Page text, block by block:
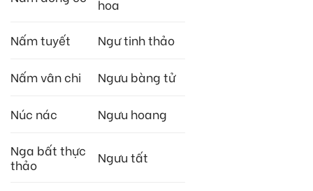
hoa
Nấm tuyết Ngư tinh thảo
Nấm vân chi Ngưu bàng tử
Núc nác Ngưu hoang
Nga bất thực
thảo
Ngưu tất